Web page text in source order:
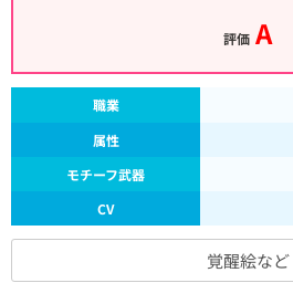
評価 A
職業
属性
モチーフ武器
CV
覚醒絵など